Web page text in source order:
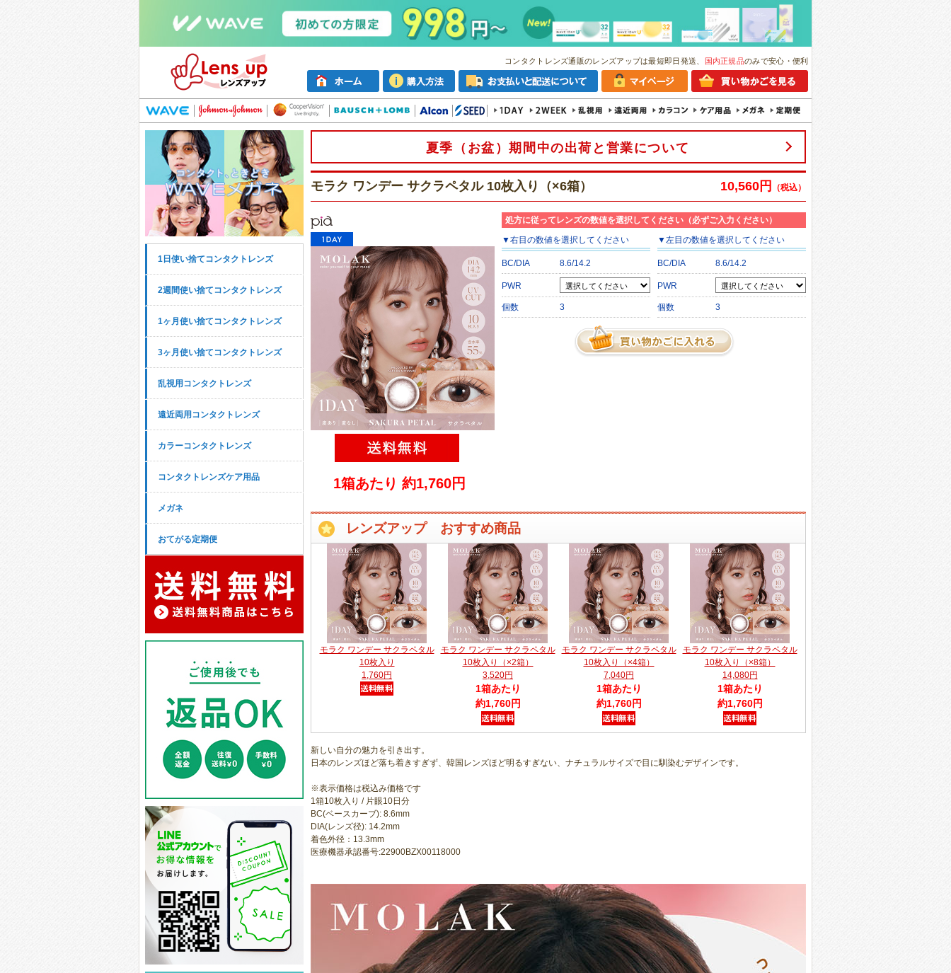
コンタクトレンズ通販のレンズアップは最短即日発送、 国内正規品のみで安心・便利
1日使い捨てコンタクトレンズ
2週間使い捨てコンタクトレンズ
1ヶ月使い捨てコンタクトレンズ
3ヶ月使い捨てコンタクトレンズ
乱視用コンタクトレンズ
遠近両用コンタクトレンズ
カラーコンタクトレンズ
コンタクトレンズケア用品
メガネ
おてがる定期便
夏季（お盆）期間中の出荷と営業について
モラク ワンデー サクラペタル 10枚入り（×6箱） 10,560円 （税込）
1箱あたり 約1,760円
処方に従ってレンズの数値を選択してください（必ずご入力ください）
▼右目の数値を選択してください
BC/DIA 8.6/14.2
PWR
個数 3
▼左目の数値を選択してください
BC/DIA 8.6/14.2
PWR
個数 3
レンズアップ おすすめ商品
モラク ワンデー サクラペタル
10枚入り
1,760円
モラク ワンデー サクラペタル
10枚入り（×2箱）
3,520円
1箱あたり
約1,760円
モラク ワンデー サクラペタル
10枚入り（×4箱）
7,040円
1箱あたり
約1,760円
モラク ワンデー サクラペタル
10枚入り（×8箱）
14,080円
1箱あたり
約1,760円
新しい自分の魅力を引き出す。
日本のレンズほど落ち着きすぎず、韓国レンズほど明るすぎない、ナチュラルサイズで目に馴染むデザインです。
※表示価格は税込み価格です
1箱10枚入り / 片眼10日分
BC(ベースカーブ): 8.6mm
DIA(レンズ径): 14.2mm
着色外径：13.3mm
医療機器承認番号:22900BZX00118000